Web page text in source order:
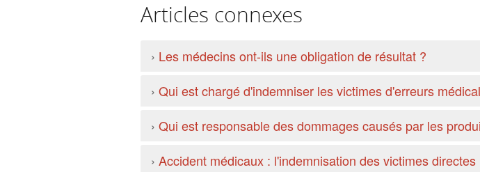
Articles connexes
› Les médecins ont-ils une obligation de résultat ?
› Qui est chargé d'indemniser les victimes d'erreurs
› Qui est responsable des dommages causés par les
› Accident médicaux : l'indemnisation des victimes directes